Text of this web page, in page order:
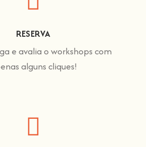
RESERVA
e avalia o workshops com
alguns cliques!